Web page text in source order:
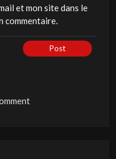
et mon site dans le
commentaire.
Post